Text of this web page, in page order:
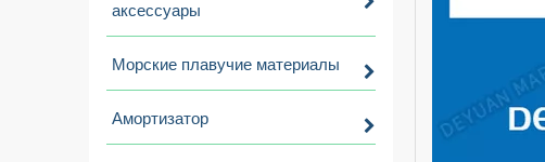
аксессуары
Морские плавучие материалы
Амортизатор